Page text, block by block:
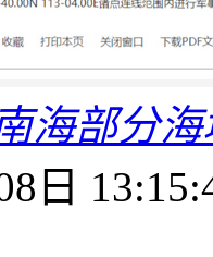
海部分
日